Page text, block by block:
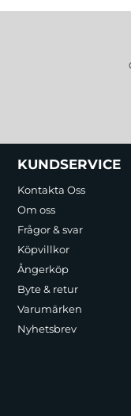
Sidfot
KUNDSERVICE
Kontakta Oss
Om oss
Frågor & svar
Köpvillkor
Ångerköp
Byte & retur
Varumärken
Nyhetsbrev